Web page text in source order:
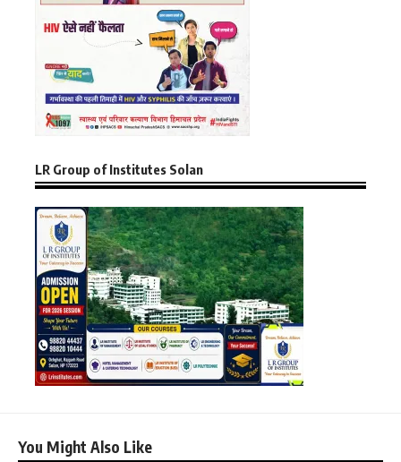
LR Group of Institutes Solan
You Might Also Like